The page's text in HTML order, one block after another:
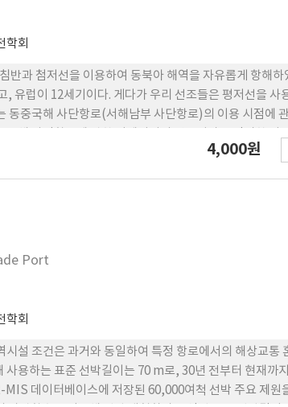
학회
반과 첨저선을 이용하여 동북아 해역을 자유롭게 항해하
유럽이 12세기이다. 게다가 우리 선조들은 평저선을 사
동중국해 사단항로(서해남부 사단항로)의 이용 시점에
국해를 항해함으로써 장보고 선단이 동중국해 사단항
르게, 그것도 직선에 가깝게 이동한 것으로 분석되어 아
한 동중국해 사단항로는 1068년 이후 주항로로 이용되
4,000원
Port
학회
설 조건은 과거와 동일하여 특정 항로에서의 해상교통
용하는 표준 선박길이는 70 m로, 30년 전부터 현재까
데이터베이스에 저장된 60,000여척 선박 주요 제원